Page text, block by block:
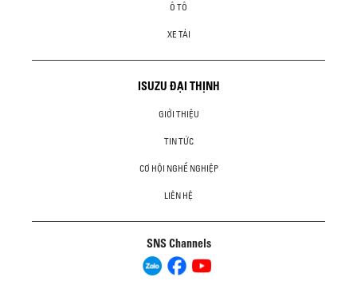
Ô TÔ
XE TẢI
ISUZU ĐẠI THỊNH
GIỚI THIỆU
TIN TỨC
CƠ HỘI NGHỀ NGHIỆP
LIÊN HỆ
SNS Channels